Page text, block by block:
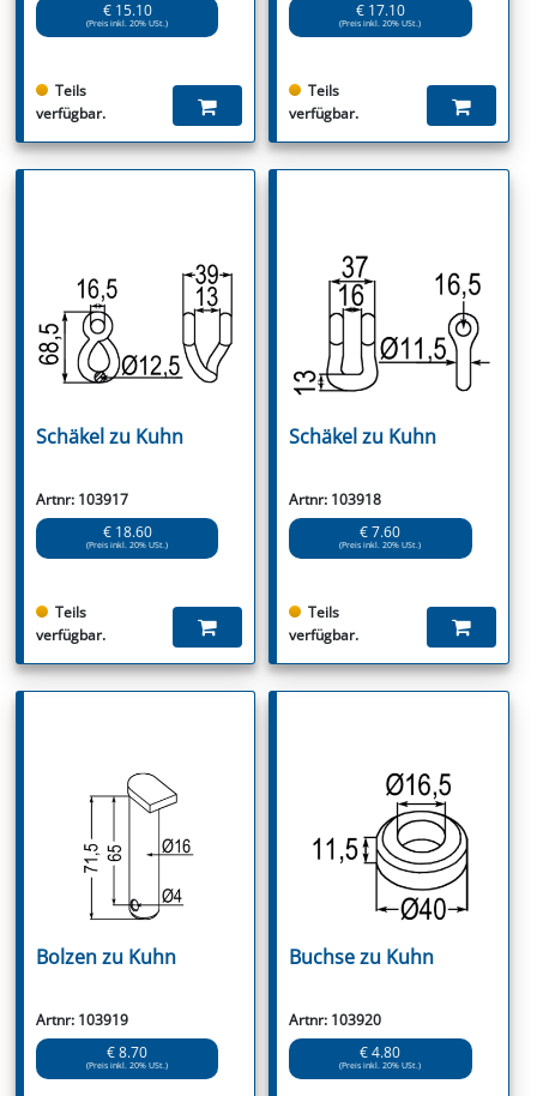
€ 15.10
(Preis inkl. 20% USt.)
Teils
verfügbar.
€ 17.10
(Preis inkl. 20% USt.)
Teils
verfügbar.
Schäkel zu Kuhn
Artnr: 103917
€ 18.60
(Preis inkl. 20% USt.)
Teils
verfügbar.
Schäkel zu Kuhn
Artnr: 103918
€ 7.60
(Preis inkl. 20% USt.)
Teils
verfügbar.
Bolzen zu Kuhn
Artnr: 103919
€ 8.70
(Preis inkl. 20% USt.)
Buchse zu Kuhn
Artnr: 103920
€ 4.80
(Preis inkl. 20% USt.)